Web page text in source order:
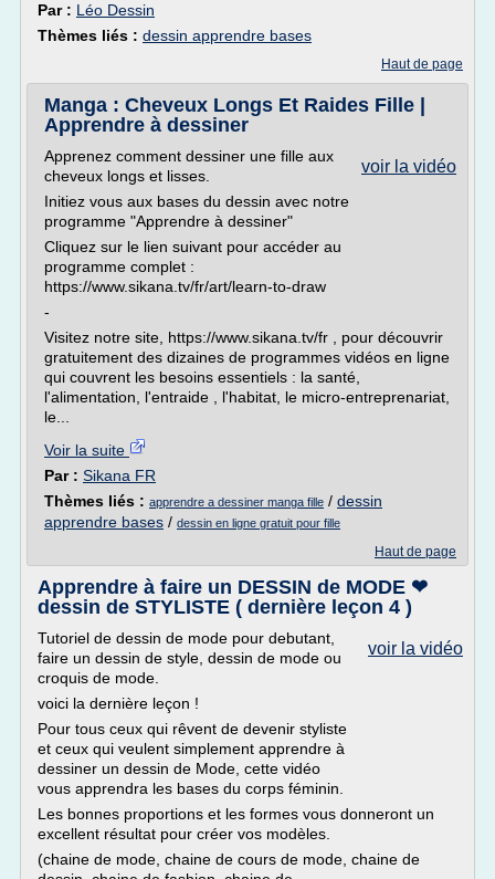
Par : Léo Dessin
Thèmes liés : dessin apprendre bases
Haut de page
Manga : Cheveux Longs Et Raides Fille |
Apprendre à dessiner
voir la vidéo
Apprenez comment dessiner une fille aux
cheveux longs et lisses.
Initiez vous aux bases du dessin avec notre
programme "Apprendre à dessiner"
Cliquez sur le lien suivant pour accéder au
programme complet :
https://www.sikana.tv/fr/art/learn-to-draw
-
Visitez notre site, https://www.sikana.tv/fr , pour découvrir
gratuitement des dizaines de programmes vidéos en ligne
qui couvrent les besoins essentiels : la santé,
l'alimentation, l'entraide , l'habitat, le micro-entreprenariat,
le...
Voir la suite
Par : Sikana FR
Thèmes liés : apprendre a dessiner manga fille / dessin
apprendre bases / dessin en ligne gratuit pour fille
Haut de page
Apprendre à faire un DESSIN de MODE ❤
dessin de STYLISTE ( dernière leçon 4 )
voir la vidéo
Tutoriel de dessin de mode pour debutant,
faire un dessin de style, dessin de mode ou
croquis de mode.
voici la dernière leçon !
Pour tous ceux qui rêvent de devenir styliste
et ceux qui veulent simplement apprendre à
dessiner un dessin de Mode, cette vidéo
vous apprendra les bases du corps féminin.
Les bonnes proportions et les formes vous donneront un
excellent résultat pour créer vos modèles.
(chaine de mode, chaine de cours de mode, chaine de